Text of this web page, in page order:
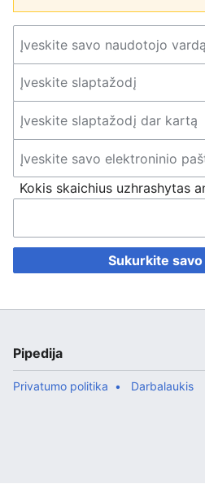
Kokis skaichius uzhrashytas
Sukurkite
Pipedija
Privatumo politika Darbalaukis